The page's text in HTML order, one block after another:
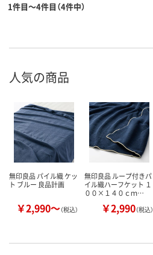
1件目～4件目（4件中）
人気の商品
無印良品 パイル織 ケッ
ト ブルー 良品計画
￥2,990～（税込）
無印良品 ループ付きパ
イル織ハーフケット １
００×１４０ｃｍ…
￥2,990（税込）